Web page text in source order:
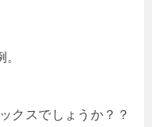
クスでしょうか？？